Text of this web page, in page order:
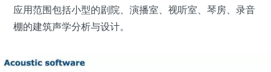
应用范围包括小型的剧院、演播室、视听室、琴房、录音
棚的建筑声学分析与设计。